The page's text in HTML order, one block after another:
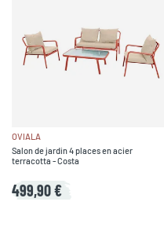
OVIALA
Salon de jardin 4 places en acier
terracotta - Costa
499,90 €